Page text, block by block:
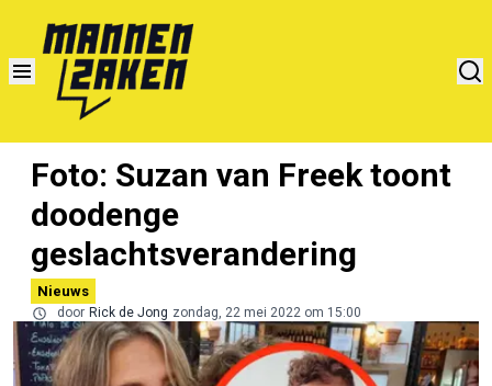
Foto: Suzan van Freek toont
doodenge
geslachtsverandering
Nieuws
door Rick de Jong zondag, 22 mei 2022 om 15:00